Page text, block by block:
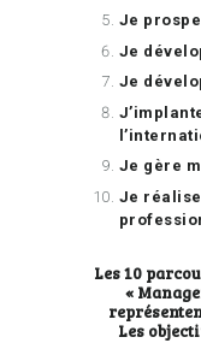
Je
Je
Je
Je gère
Je
Les 10
«
Les